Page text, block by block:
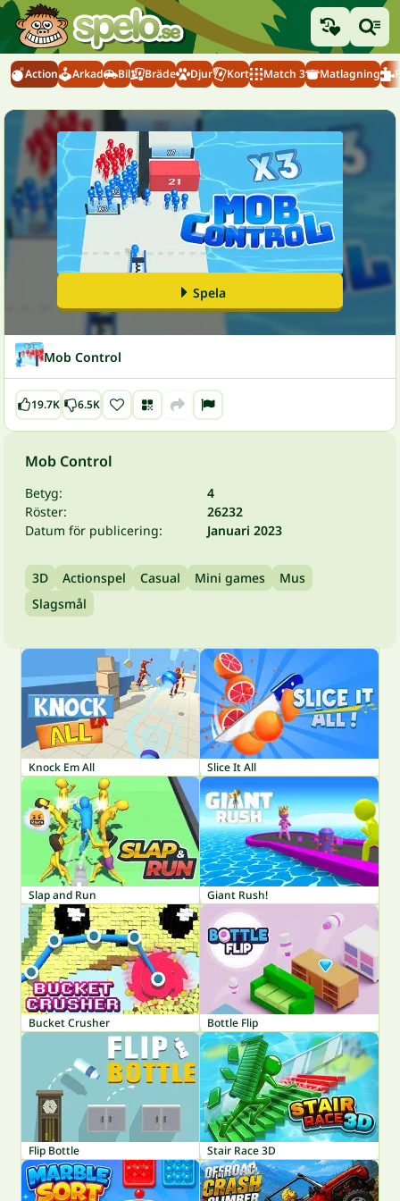
Action Arkad Bil Bräde Djur Kort Match 3 Matlagning
Spela
Mob Control
19.7K 6.5K
Mob Control
Betyg:
4
Röster:
26232
Datum för publicering:
Januari 2023
3D Actionspel Casual Mini games
Mus
Slagsmål
Knock Em All Slice It All
Slap and Run Giant Rush!
Bucket Crusher Bottle Flip
Flip Bottle Stair Race 3D